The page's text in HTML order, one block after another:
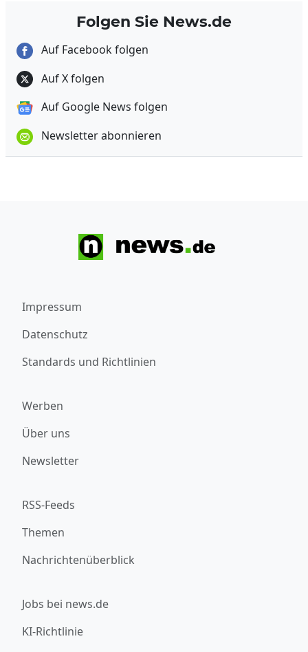
Folgen Sie News.de
Auf Facebook folgen
Auf X folgen
Auf Google News folgen
Newsletter abonnieren
Impressum
Datenschutz
Standards und Richtlinien
Werben
Über uns
Newsletter
RSS-Feeds
Themen
Nachrichtenüberblick
Jobs bei news.de
KI-Richtlinie